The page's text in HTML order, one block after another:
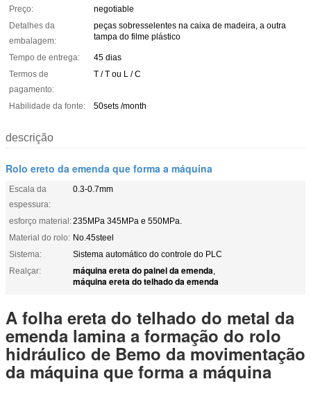
Preço:
negotiable
Detalhes da
embalagem:
peças sobresselentes na caixa de madeira, a outra
tampa do filme plástico
Tempo de entrega:
45 dias
Termos de
pagamento:
T / T ou L / C
Habilidade da fonte: 50sets /month
descrição
Rolo ereto da emenda que forma a máquina
Escala da
espessura:
0.3-0.7mm
esforço material:235MPa 345MPa e 550MPa.
Material do rolo: No.45steel
Sistema:
Sistema automático do controle do PLC
Realçar:
máquina ereta do painel da emenda,
máquina ereta do telhado da emenda
A folha ereta do telhado do metal da
emenda lamina a formação do rolo
hidráulico de Bemo da movimentação
da máquina que forma a máquina